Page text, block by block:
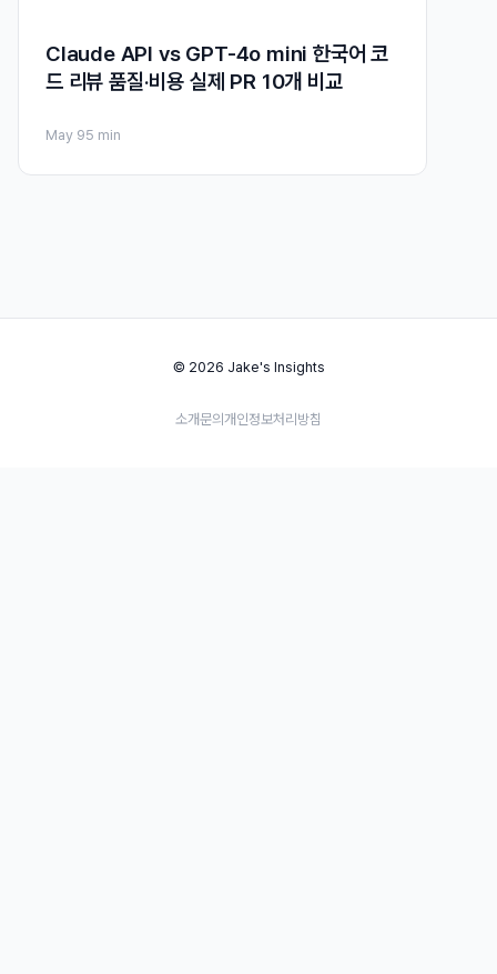
Claude API vs GPT-4o mini 한국어 코
드 리뷰 품질·비용 실제 PR 10개 비교
May 95 min
© 2026 Jake's Insights
소개문의 개인정보처리방침